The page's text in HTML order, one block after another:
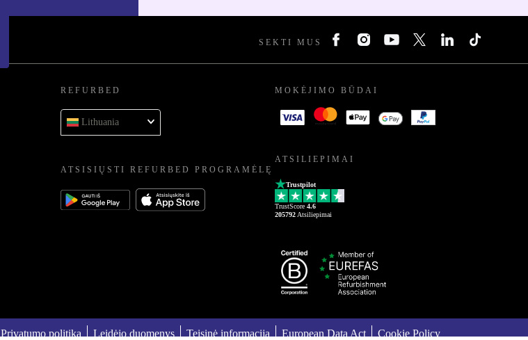
SEKTI MUS
REFURBED
Lithuania
ATSISIŲSTI REFURBED PROGRAMĖLĘ
MOKĖJIMO BŪDAI
ATSILIEPIMAI
Trustpilot
TrustScore 4.6
205792 Atsiliepimai
Privatumo politika Leidėjo duomenys Teisinė informacija European Data Act Cookie Policy